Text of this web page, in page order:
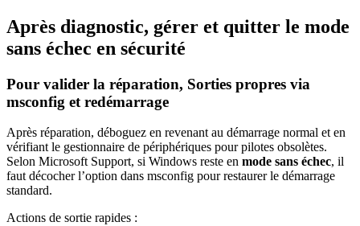
Après diagnostic, gérer et quitter le mode
sans échec en sécurité
Pour valider la réparation, Sorties propres via
msconfig et redémarrage
Après réparation, déboguez en revenant au démarrage normal et en
vérifiant le gestionnaire de périphériques pour pilotes obsolètes.
Selon Microsoft Support, si Windows reste en mode sans échec, il
faut décocher l’option dans msconfig pour restaurer le démarrage
standard.
Actions de sortie rapides :